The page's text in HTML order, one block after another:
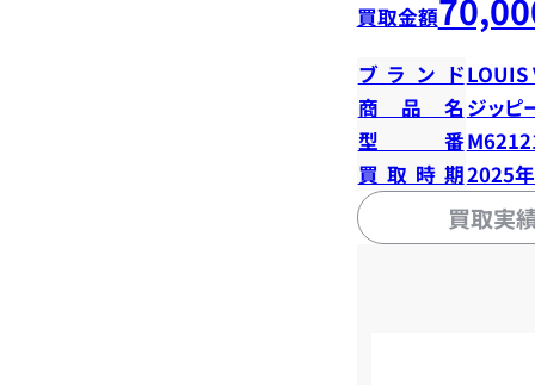
買取金額
ブランドLOUIS
商品名 ジッピ
型番
買取時期2025
買取実